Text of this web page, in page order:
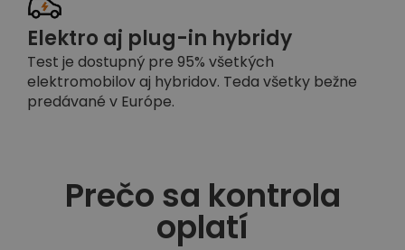
Elektro aj plug-in hybridy
Test je dostupný pre 95% všetkých
elektromobilov aj hybridov. Teda všetky bežne
predávané v Európe.
Prečo sa kontrola
oplatí